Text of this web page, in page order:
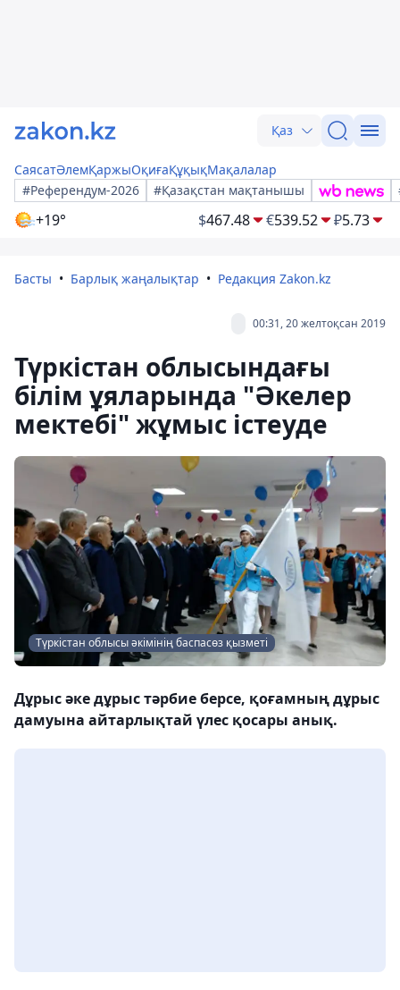
Қаз
СаясатӘлемҚаржыОқиғаҚұқықМақалалар
#Референдум-2026
#Қазақстан мақтанышы
+19° $467.48 €539.52 ₽5.73
Басты Барлық жаңалықтар Редакция Zakon.kz
00:31, 20 желтоқсан 2019
Түркістан облысындағы
білім ұяларында "Әкелер
мектебі" жұмыс істеуде
Түркістан облысы әкімінің баспасөз қызметі
Дұрыс әке дұрыс тәрбие берсе, қоғамның дұрыс
дамуына айтарлықтай үлес қосары анық.